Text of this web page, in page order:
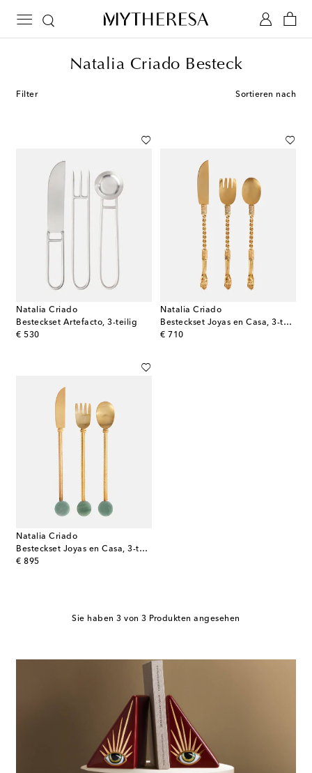
Natalia Criado Besteck
Filter Sortieren nach
Natalia Criado
Besteckset Artefacto, 3-teilig
€ 530
original price
Natalia Criado
Besteckset Joyas en Casa, 3-teilig
€ 710
original price
Natalia Criado
Besteckset Joyas en Casa, 3-teilig
€ 895
original price
Sie haben 3 von 3 Produkten angesehen